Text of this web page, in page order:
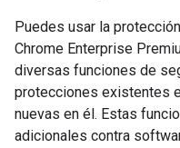
Puedes usar la
Chrome Enterprise
diversas funciones de
protecciones existentes
nuevas en él. Estas
adicionales contra